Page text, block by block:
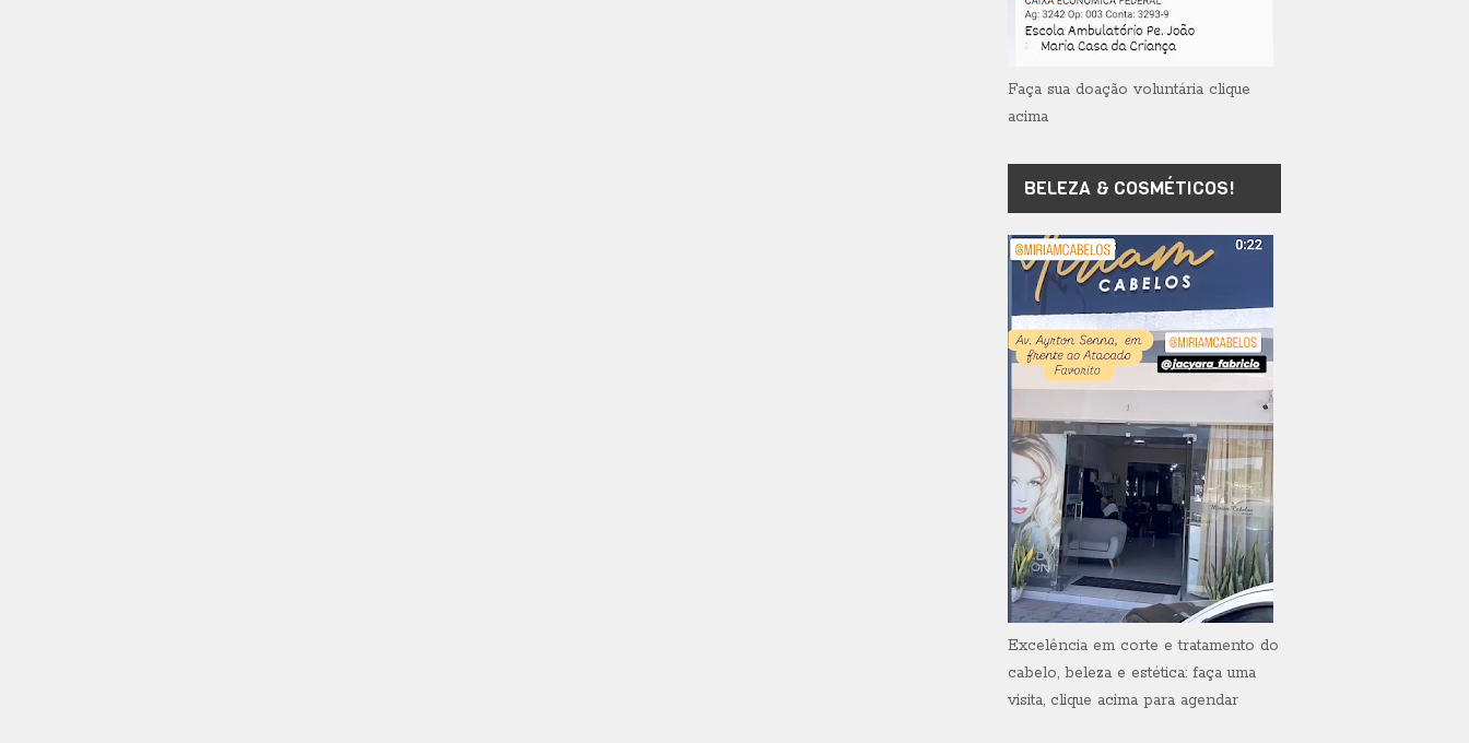
Faça sua doação voluntária clique
acima
BELEZA & COSMÉTICOS!
Excelência em corte e tratamento do
cabelo, beleza e estética: faça uma
visita, clique acima para agendar